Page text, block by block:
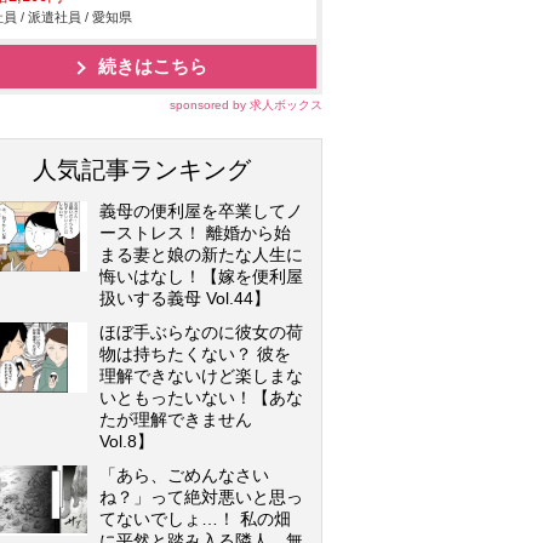
員 / 派遣社員 / 愛知県
続きはこちら
sponsored by 求人ボックス
人気記事ランキング
義母の便利屋を卒業してノ
ーストレス！ 離婚から始
まる妻と娘の新たな人生に
悔いはなし！【嫁を便利屋
扱いする義母 Vol.44】
ほぼ手ぶらなのに彼女の荷
物は持ちたくない？ 彼を
理解できないけど楽しまな
いともったいない！【あな
たが理解できません
Vol.8】
「あら、ごめんなさい
ね？」って絶対悪いと思っ
てないでしょ…！ 私の畑